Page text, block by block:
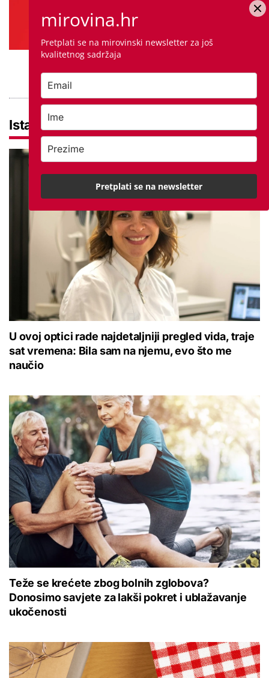
Istaknuto
U ovoj optici rade najdetaljniji pregled vida, traje
sat vremena: Bila sam na njemu, evo što me
naučio
Teže se krećete zbog bolnih zglobova?
Donosimo savjete za lakši pokret i ublažavanje
ukočenosti
mirovina.hr
Pretplati se na mirovinski newsletter za još
kvalitetnog sadržaja
Pretplati se na newsletter